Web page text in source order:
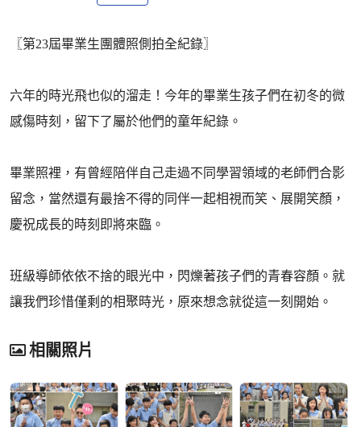
〖第23屆畢業生團體照側拍全紀錄〗
六年的時光飛也似的溜走！今年的畢業生孩子們在初冬的微
感傷時刻，留下了屬於他們的童年紀錄。
畢業照裡，有曾經陪伴自己走過不同學習領域的老師們合影
留念，當然還有最捨不得的同伴一起相視而笑、展開笑顏，
慶祝成長的時刻即將來臨。
班級導師依依不捨的眼光中，閃爍著孩子們的青春容顏。就
讓我們珍惜僅剩的相聚時光，原來想念就從這一刻開始。
相關照片